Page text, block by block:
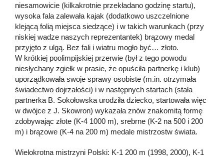
niesamowicie (kilkakrotnie przekładano godzinę startu),
wysoka fala zalewała kajak (dodatkowo uszczelnione
klejącą folią miejsca siedzące) i w takich warunkach (przy
niskiej wadze naszych reprezentantek) brązowy medal
przyjęto z ulgą. Bez fali i wiatru mogło być… złoto.
W krótkiej poolimpijskiej przerwie (był z tego powodu
niesłychany zgiełk w prasie, że opuściła partnerkę i klub)
uporządkowała swoje sprawy osobiste (m.in. otrzymała
świadectwo dojrzałości) i w następnych startach (stała
partnerka B. Sokołowska urodziła dziecko, startowała więc
w dwójce z J. Skowron) wykazała znów znakomitą formę
zdobywając złote (K-4 1000 m), srebrne (K-2 na 500 i 200
m) i brązowe (K-4 na 200 m) medale mistrzostw świata.
Wielokrotna mistrzyni Polski: K-1 200 m (1998, 2000), K-1